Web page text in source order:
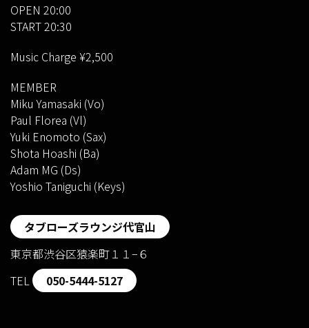
OPEN 20:00
START 20:30
Music Charge ¥2,500
MEMBER
Miku Yamasaki (Vo)
Paul Florea (Vl)
Yuki Enomoto (Sax)
Shota Hoashi (Ba)
Adam MG (Ds)
Yoshio Taniguchi (Keys)
タブローズラウンジ代官山
東京都渋谷区猿楽町１１−６
TEL
050-5444-5127